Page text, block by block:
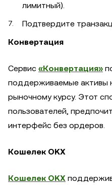
лимитный).
Подтвердите
Конвертация
Сервис «Конвертация»
поддерживаемые активы
рыночному курсу. Этот
пользователей,
интерфейс без ордеров.
Кошелек OKX
Кошелек OKX